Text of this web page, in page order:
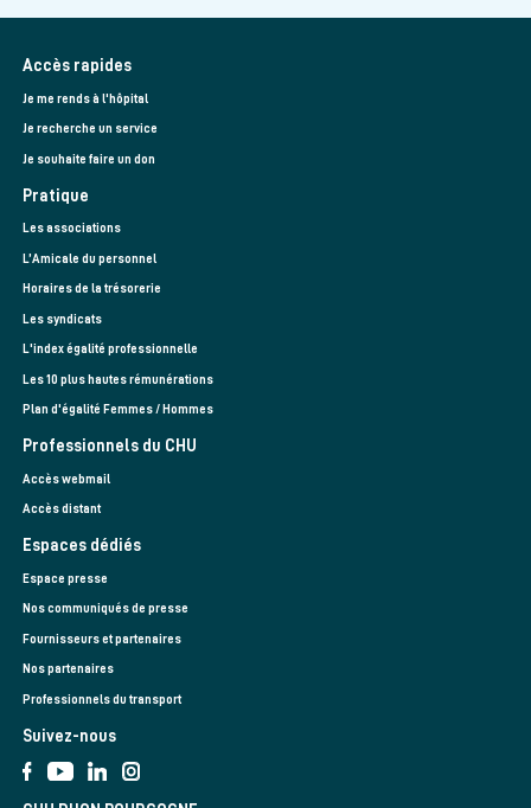
Accès rapides
Je me rends à l'hôpital
Je recherche un service
Je souhaite faire un don
Pratique
Les associations
L’Amicale du personnel
Horaires de la trésorerie
Les syndicats
L'index égalité professionnelle
Les 10 plus hautes rémunérations
Plan d'égalité Femmes / Hommes
Professionnels du CHU
Accès webmail
Accès distant
Espaces dédiés
Espace presse
Nos communiqués de presse
Fournisseurs et partenaires
Nos partenaires
Professionnels du transport
Suivez-nous